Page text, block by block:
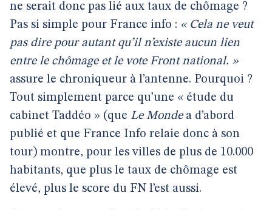
ne serait donc pas lié aux taux de chômage ?
Pas si simple pour France info : « Cela ne veut
pas dire pour autant qu’il n’existe aucun lien
entre le chômage et le vote Front national. »
assure le chroniqueur à l’antenne. Pourquoi ?
Tout simplement parce qu’une « étude du
cabinet Taddéo » (que Le Monde a d’abord
publié et que France Info relaie donc à son
tour) montre, pour les villes de plus de 10.000
habitants, que plus le taux de chômage est
élevé, plus le score du FN l’est aussi.